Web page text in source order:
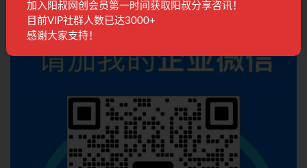
联系客服
加入阳叔网创会员第一时间获取阳叔分享咨讯！
目前VIP社群人数已达3000+
感谢大家支持！